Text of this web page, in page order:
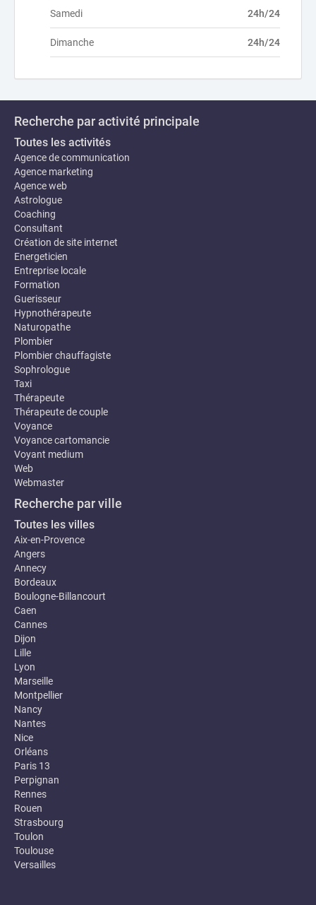
Samedi 24h/24
Dimanche 24h/24
Recherche par activité principale
Toutes les activités
Agence de communication
Agence marketing
Agence web
Astrologue
Coaching
Consultant
Création de site internet
Energeticien
Entreprise locale
Formation
Guerisseur
Hypnothérapeute
Naturopathe
Plombier
Plombier chauffagiste
Sophrologue
Taxi
Thérapeute
Thérapeute de couple
Voyance
Voyance cartomancie
Voyant medium
Web
Webmaster
Recherche par ville
Toutes les villes
Aix-en-Provence
Angers
Annecy
Bordeaux
Boulogne-Billancourt
Caen
Cannes
Dijon
Lille
Lyon
Marseille
Montpellier
Nancy
Nantes
Nice
Orléans
Paris 13
Perpignan
Rennes
Rouen
Strasbourg
Toulon
Toulouse
Versailles